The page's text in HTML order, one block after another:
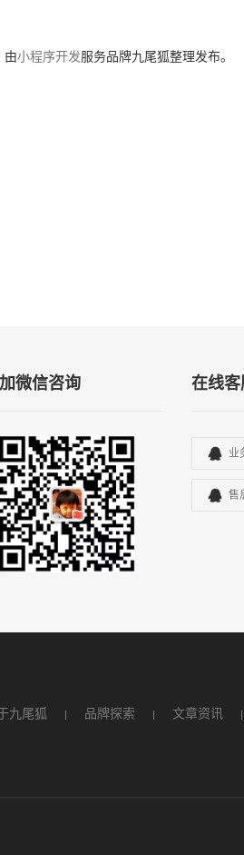
由小程序开发服务品牌九尾狐整理发布。
加微信咨询 在线客
业
售
九尾狐 品牌探索 文章资讯